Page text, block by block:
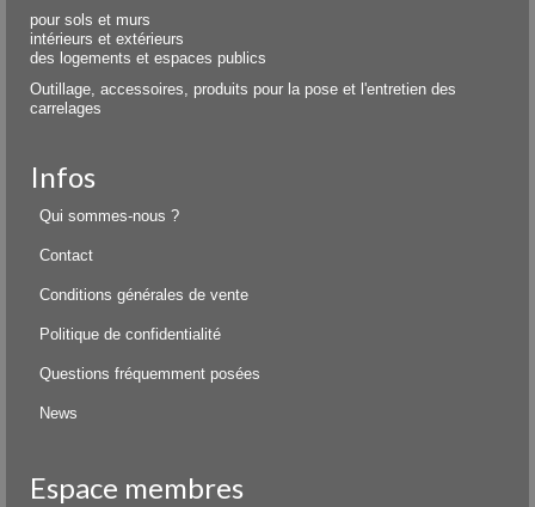
pour sols et murs
intérieurs et extérieurs
des logements et espaces publics
Outillage, accessoires, produits pour la pose et l'entretien des
carrelages
Infos
Qui sommes-nous ?
Contact
Conditions générales de vente
Politique de confidentialité
Questions fréquemment posées
News
Espace membres